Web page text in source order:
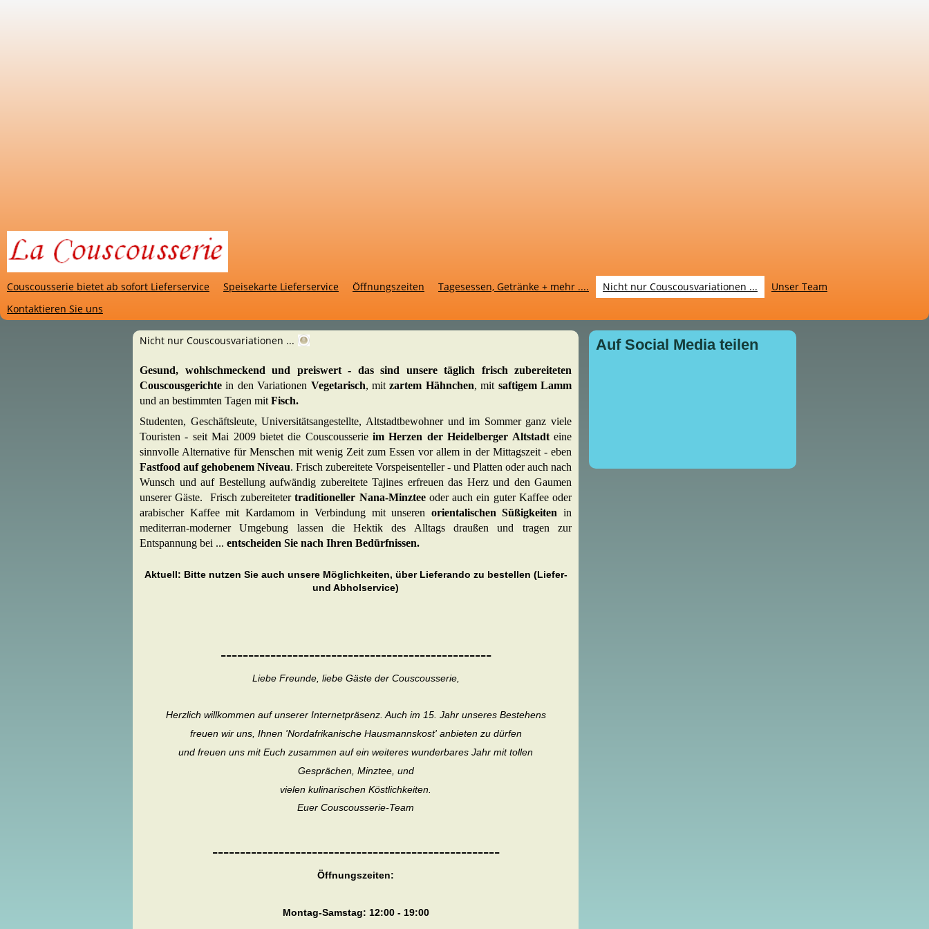
Couscousserie bietet ab sofort Lieferservice Speisekarte Lieferservice Öffnungszeiten Tagesessen, Getränke + mehr .... Nicht nur Couscousvariationen ...
Unser Team
Kontaktieren Sie uns
Auf Social Media teilen
Nicht nur Couscousvariationen ...
Gesund, wohlschmeckend und preiswert - das sind unsere täglich frisch zubereiteten
Couscousgerichtein den Variationen Vegetarisch, mitzartem Hähnchen, mit saftigem Lamm
und an bestimmten Tagen mit Fisch.
Studenten, Geschäftsleute, Universitätsangestellte, Altstadtbewohner und im Sommer ganz viele
Touristen - seit Mai 2009 bietet die Couscousserieim Herzen der Heidelberger Altstadteine
sinnvolle Alternative für Menschen mit wenig Zeit zum Essen vor allem in der Mittagszeit - eben
Fastfood auf gehobenem Niveau. Frisch zubereitete Vorspeisenteller - und Platten oder auch nach
Wunsch und auf Bestellung aufwändig zubereitete Tajines erfreuen das Herz und den Gaumen
unserer Gäste. Frisch zubereitetertraditioneller Nana-Minzteeoder auch ein guter Kaffee oder
arabischer Kaffee mit Kardamom in Verbindung mit unseren orientalischen Süßigkeiten in
mediterran-moderner Umgebung lassen die Hektik des Alltags draußen und tragen zur
Entspannung bei ... entscheiden Sie nach Ihren Bedürfnissen.
Aktuell: Bitte nutzen Sie auch unsere Möglichkeiten, über Lieferando zu bestellen (Liefer-
und Abholservice)
-------------------------------------------------
Liebe Freunde, liebe Gäste der Couscousserie,
Herzlich willkommen auf unserer Internetpräsenz. Auch im 15. Jahr unseres Bestehens
freuen wir uns, Ihnen 'Nordafrikanische Hausmannskost' anbieten zu dürfen
und freuen uns mit Euch zusammen auf ein weiteres wunderbares Jahr mit tollen
Gesprächen, Minztee, und
vielen kulinarischen Köstlichkeiten.
Euer Couscousserie-Team
----------------------------------------------------
Öffnungszeiten:
Montag-Samstag: 12:00 - 19:00